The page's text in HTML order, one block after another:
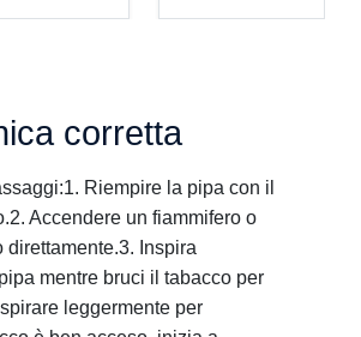
corretta
Riempire la pipa con il
Accendere un fiammifero o
Inspira
mentre bruci il tabacco per
leggermente per